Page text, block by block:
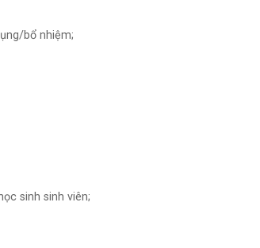
bổ nhiệm;
sinh sinh viên;